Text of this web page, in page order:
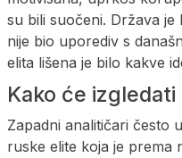
su bili suočeni. Država
nije bio uporediv s
elita lišena je bilo kakve
Kako će izgledati
Zapadni analitičari često
ruske elite koja je prema